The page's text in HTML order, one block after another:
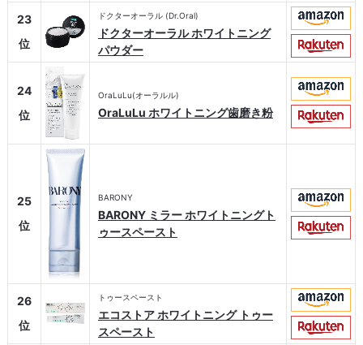
23
位
ドクターオーラル (Dr.Oral)
ドクターオーラル ホワイトニング
パウダー
24
位
OraLuLu(オーラルル)
OraLuLu ホワイトニング歯磨き粉
25
位
BARONY
BARONY ミラー ホワイトニングト
ゥースペースト
26
位
トゥースペースト
エコストア ホワイトニング トゥー
スペースト